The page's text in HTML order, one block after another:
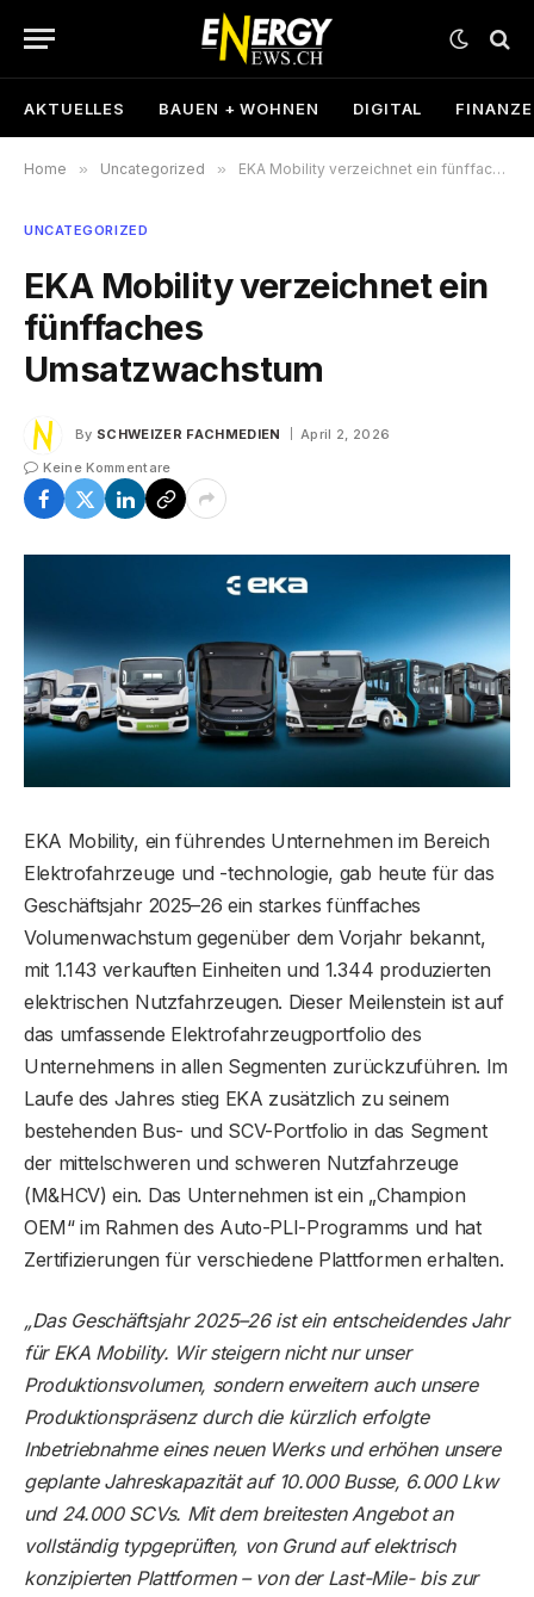
AKTUELLES BAUEN + WOHNEN DIGITAL
Home » Uncategorized » EKA Mobility verzeichnet ein fünffaches Umsatzwachstum
UNCATEGORIZED
EKA Mobility verzeichnet ein
fünffaches
Umsatzwachstum
By SCHWEIZER FACHMEDIEN
April 2, 2026
Keine Kommentare
EKA Mobility, ein führendes Unternehmen im Bereich
Elektrofahrzeuge und -technologie, gab heute für das
Geschäftsjahr 2025–26 ein starkes fünffaches
Volumenwachstum gegenüber dem Vorjahr bekannt,
mit 1.143 verkauften Einheiten und 1.344 produzierten
elektrischen Nutzfahrzeugen. Dieser Meilenstein ist auf
das umfassende Elektrofahrzeugportfolio des
Unternehmens in allen Segmenten zurückzuführen. Im
Laufe des Jahres stieg EKA zusätzlich zu seinem
bestehenden Bus- und SCV-Portfolio in das Segment
der mittelschweren und schweren Nutzfahrzeuge
(M&HCV) ein. Das Unternehmen ist ein „Champion
OEM“ im Rahmen des Auto-PLI-Programms und hat
Zertifizierungen für verschiedene Plattformen erhalten.
„Das Geschäftsjahr 2025–26 ist ein entscheidendes Jahr
für EKA Mobility. Wir steigern nicht nur unser
Produktionsvolumen, sondern erweitern auch unsere
Produktionspräsenz durch die kürzlich erfolgte
Inbetriebnahme eines neuen Werks und erhöhen unsere
geplante Jahreskapazität auf 10.000 Busse, 6.000 Lkw
und 24.000 SCVs. Mit dem breitesten Angebot an
vollständig typgeprüften, von Grund auf elektrisch
konzipierten Plattformen – von der Last-Mile- bis zur